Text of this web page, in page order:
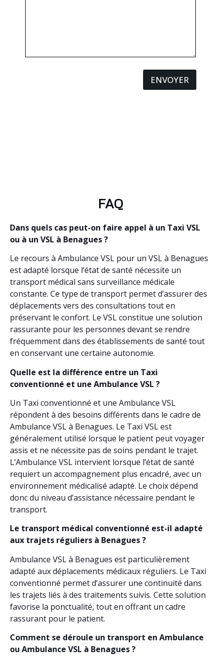
ENVOYER
FAQ
Dans quels cas peut-on faire appel à un Taxi VSL
ou à un VSL à Benagues ?
Le recours à Ambulance VSL pour un VSL à Benagues
est adapté lorsque l’état de santé nécessite un
transport médical sans surveillance médicale
constante. Ce type de transport permet d’assurer des
déplacements vers des consultations tout en
préservant le confort. Le VSL constitue une solution
rassurante pour les personnes devant se rendre
fréquemment dans des établissements de santé tout
en conservant une certaine autonomie.
Quelle est la différence entre un Taxi
conventionné et une Ambulance VSL ?
Un Taxi conventionné et une Ambulance VSL
répondent à des besoins différents dans le cadre de
Ambulance VSL à Benagues. Le Taxi VSL est
généralement utilisé lorsque le patient peut voyager
assis et ne nécessite pas de soins pendant le trajet.
L’Ambulance VSL intervient lorsque l’état de santé
requiert un accompagnement plus encadré, avec un
environnement médicalisé adapté. Le choix dépend
donc du niveau d’assistance nécessaire pendant le
transport.
Le transport médical conventionné est-il adapté
aux trajets réguliers à Benagues ?
Ambulance VSL à Benagues est particulièrement
adapté aux déplacements médicaux réguliers. Le Taxi
conventionné permet d’assurer une continuité dans
les trajets liés à des traitements suivis. Cette solution
favorise la ponctualité, tout en offrant un cadre
rassurant pour le patient.
Comment se déroule un transport en Ambulance
ou Ambulance VSL à Benagues ?